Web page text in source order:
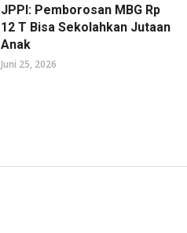
JPPI: Pemborosan MBG Rp
12 T Bisa Sekolahkan Jutaan
Anak
Juni 25, 2026